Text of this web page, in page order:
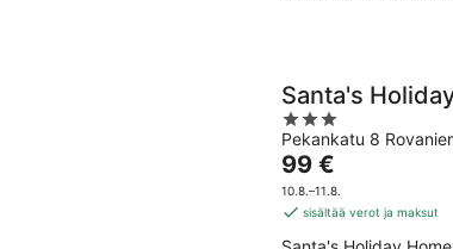
Santa's
3
out
of
5
Pekankatu 8
Hinta
on
99 €
99 €
10.8.–11.8.
sisältää verot ja maksut